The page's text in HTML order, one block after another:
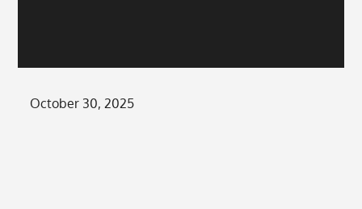
Posted
October 30, 2025